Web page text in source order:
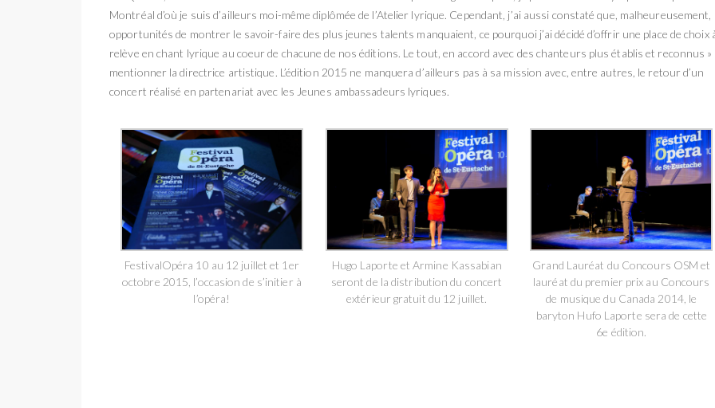
Montréal d’où je suis d’ailleurs moi-même diplômée de l’Atelier lyrique. Cependant, j’ai aussi constaté que, malheureusement,
opportunités de montrer le savoir-faire des plus jeunes talents manquaient, ce pourquoi j’ai décidé d’offrir une place de choix
relève en chant lyrique au coeur de chacune de nos éditions. Le tout, en accord avec des chanteurs plus établis et reconnus »
mentionner la directrice artistique. L’édition 2015 ne manquera d’ailleurs pas à sa mission avec, entre autres, le retour d’un
concert réalisé en partenariat avec les Jeunes ambassadeurs lyriques.
FestivalOpéra 10 au 12 juillet et 1er
octobre 2015, l’occasion de s’initier à
l’opéra!
Hugo Laporte et Armine Kassabian
seront de la distribution du concert
extérieur gratuit du 12 juillet.
Grand Lauréat du Concours OSM et
lauréat du premier prix au Concours
de musique du Canada 2014, le
baryton Hufo Laporte sera de cette
6e édition.